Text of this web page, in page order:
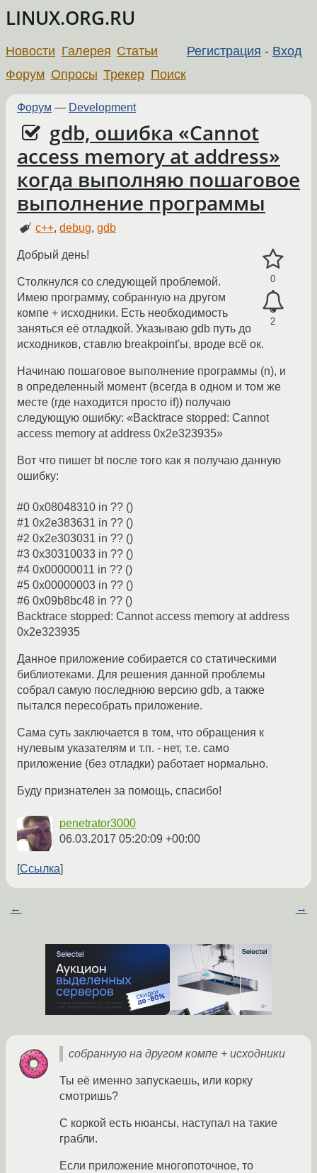
LINUX.ORG.RU
Регистрация - Вход
Новости Галерея Статьи
Форум Опросы Трекер Поиск
Форум — Development
gdb, ошибка «Cannot
access memory at address»
когда выполняю пошаговое
выполнение программы
c++,debug,gdb
0
2
Добрый день!
Столкнулся со следующей проблемой.
Имею программу, собранную на другом
компе + исходники. Есть необходимость
заняться её отладкой. Указываю gdb путь до
исходников, ставлю breakpoint'ы, вроде всё ок.
Начинаю пошаговое выполнение программы (n), и
в определенный момент (всегда в одном и том же
месте (где находится просто if)) получаю
следующую ошибку: «Backtrace stopped: Cannot
access memory at address 0x2e323935»
Вот что пишет bt после того как я получаю данную
ошибку:
#0 0x08048310 in ?? ()
#1 0x2e383631 in ?? ()
#2 0x2e303031 in ?? ()
#3 0x30310033 in ?? ()
#4 0x00000011 in ?? ()
#5 0x00000003 in ?? ()
#6 0x09b8bc48 in ?? ()
Backtrace stopped: Cannot access memory at address
0x2e323935
Данное приложение собирается со статическими
библиотеками. Для решения данной проблемы
собрал самую последнюю версию gdb, а также
пытался пересобрать приложение.
Сама суть заключается в том, что обращения к
нулевым указателям и т.п. - нет, т.е. само
приложение (без отладки) работает нормально.
Буду признателен за помощь, спасибо!
penetrator3000
06.03.2017 05:20:09 +00:00
Ссылка
← →
собранную на другом компе + исходники
Ты её именно запускаешь, или корку
смотришь?
С коркой есть нюансы, наступал на такие
грабли.
Если приложение многопоточное, то